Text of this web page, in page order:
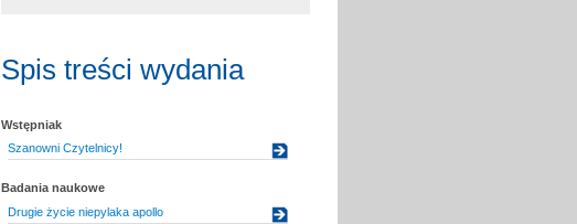
Spis treści wydania
Wstępniak
Szanowni Czytelnicy!
Badania naukowe
Drugie życie niepylaka apollo